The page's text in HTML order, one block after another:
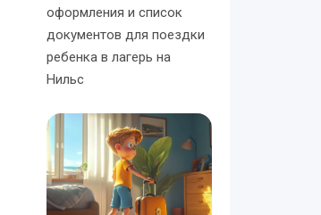
оформления и список
документов для поездки
ребенка в лагерь на
Нильс